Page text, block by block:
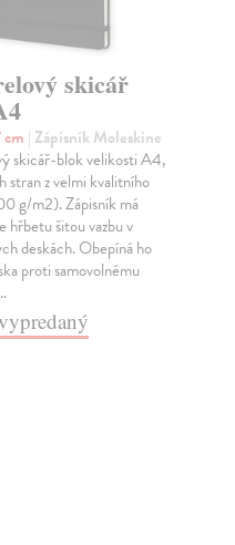
skicář
cm | Zápisník Moleskine
skicář-blok velikosti A4,
stran z velmi kvalitního
g/m2). Zápisník má
hřbetu šitou vazbu v
deskách. Obepíná ho
proti samovolnému